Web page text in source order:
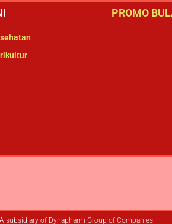
PROMO
subsidiary of Dynapharm Group of Companies